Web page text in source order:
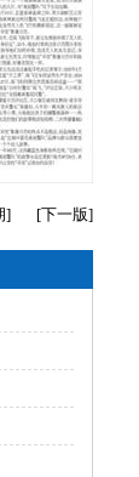
] [下一版]